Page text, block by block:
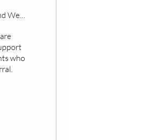
On-Demand Webinars
who